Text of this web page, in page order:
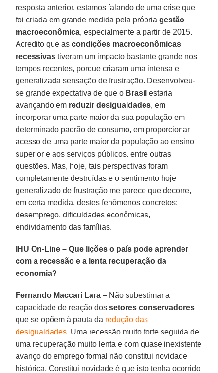
resposta anterior, estamos falando de uma crise que
foi criada em grande medida pela própriagestão
macroeconômica, especialmente a partir de 2015.
Acredito que as condições macroeconômicas
recessivas tiveram um impacto bastante grande nos
tempos recentes, porque criaram uma intensa e
generalizada sensação de frustração. Desenvolveu-
se grande expectativa de que o Brasil estaria
avançando em reduzir desigualdades, em
incorporar uma parte maior da sua população em
determinado padrão de consumo, em proporcionar
acesso de uma parte maior da população ao ensino
superior e aos serviços públicos, entre outras
questões. Mas, hoje, tais perspectivas foram
completamente destruídas e o sentimento hoje
generalizado de frustração me parece que decorre,
em certa medida, destes fenômenos concretos:
desemprego, dificuldades econômicas,
endividamento das famílias.
IHU On-Line – Que lições o país pode aprender
com a recessão e a lenta recuperação da
economia?
Fernando Maccari Lara – Não subestimar a
capacidade de reação dossetores conservadores
que se opõem à pauta da redução das
desigualdades. Uma recessão muito forte seguida de
uma recuperação muito lenta e com quase inexistente
avanço do emprego formal não constitui novidade
histórica. Constitui novidade é que isto tenha ocorrido